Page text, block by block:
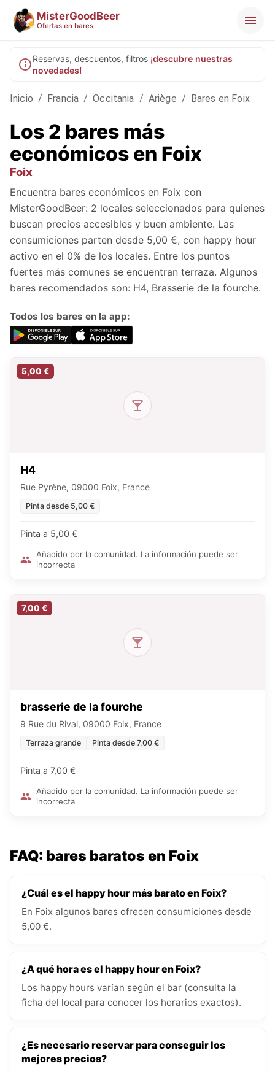
MisterGoodBeer
Ofertas en bares
Reservas, descuentos, filtros ¡descubre nuestras
novedades!
Inicio / Francia / Occitania / Ariège / Bares en Foix
Los 2 bares más
económicos en Foix
Foix
Encuentra bares económicos en Foix con
MisterGoodBeer: 2 locales seleccionados para quienes
buscan precios accesibles y buen ambiente. Las
consumiciones parten desde 5,00 €, con happy hour
activo en el 0% de los locales. Entre los puntos
fuertes más comunes se encuentran terraza. Algunos
bares recomendados son: H4, Brasserie de la fourche.
Todos los bares en la app:
5,00 €
H4
Rue Pyrène, 09000 Foix, France
Pinta desde 5,00 €
Pinta a 5,00 €
Añadido por la comunidad. La información puede ser
incorrecta
7,00 €
brasserie de la fourche
9 Rue du Rival, 09000 Foix, France
Terraza grande Pinta desde 7,00 €
Pinta a 7,00 €
Añadido por la comunidad. La información puede ser
incorrecta
FAQ: bares baratos en Foix
¿Cuál es el happy hour más barato en Foix?
En Foix algunos bares ofrecen consumiciones desde
5,00 €.
¿A qué hora es el happy hour en Foix?
Los happy hours varían según el bar (consulta la
ficha del local para conocer los horarios exactos).
¿Es necesario reservar para conseguir los
mejores precios?